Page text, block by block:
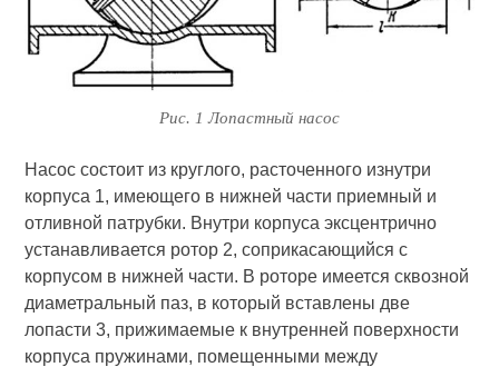
Рис. 1 Лопастный насос
Насос состоит из круглого, расточенного изнутри
корпуса 1, имеющего в нижней части приемный и
отливной патрубки. Внутри корпуса эксцентрично
устанавливается ротор 2, соприкасающийся с
корпусом в нижней части. В роторе имеется сквозной
диаметральный паз, в который вставлены две
лопасти 3, прижимаемые к внутренней поверхности
корпуса пружинами, помещенными между